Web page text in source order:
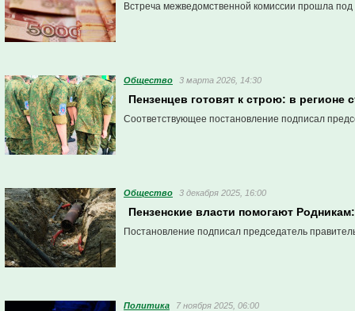
Встреча межведомственной комиссии прошла
Общество 3 марта 2026, 14:30
Пензенцев готовят к строю: в регионе
Соответствующее постановление подписал
Общество 3 декабря 2025, 16:00
Пензенские власти помогают
Постановление подписал председатель
Политика 7 ноября 2025, 06:00